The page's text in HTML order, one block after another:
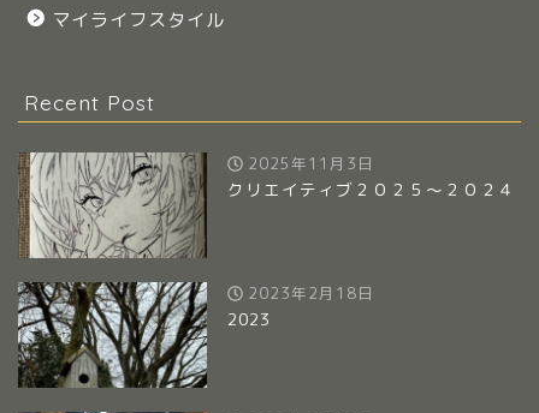
マイライフスタイル
Recent Post
2025年11月3日
クリエイティブ２０２５～２０２４
2023年2月18日
2023